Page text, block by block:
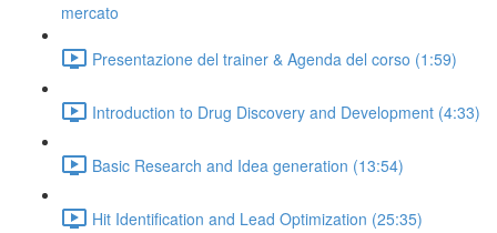
mercato
Presentazione del trainer & Agenda del corso (1:59)
Introduction to Drug Discovery and Development (4:33)
Basic Research and Idea generation (13:54)
Hit Identification and Lead Optimization (25:35)